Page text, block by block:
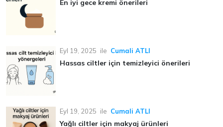
En iyi gece kremi önerileri
Eyl 19, 2025 ile Cumali ATLI
Hassas ciltler için temizleyici önerileri
Eyl 19, 2025 ile Cumali ATLI
Yağlı ciltler için makyaj ürünleri